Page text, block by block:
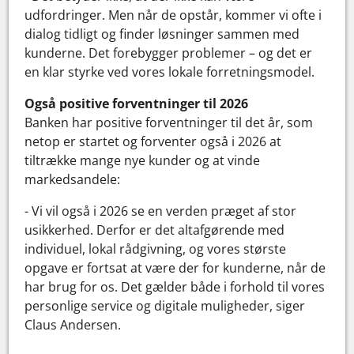
udfordringer. Men når de opstår, kommer vi ofte i
dialog tidligt og finder løsninger sammen med
kunderne. Det forebygger problemer – og det er
en klar styrke ved vores lokale forretningsmodel.
Også positive forventninger til 2026
Banken har positive forventninger til det år, som
netop er startet og forventer også i 2026 at
tiltrække mange nye kunder og at vinde
markedsandele:
- Vi vil også i 2026 se en verden præget af stor
usikkerhed. Derfor er det altafgørende med
individuel, lokal rådgivning, og vores største
opgave er fortsat at være der for kunderne, når de
har brug for os. Det gælder både i forhold til vores
personlige service og digitale muligheder, siger
Claus Andersen.